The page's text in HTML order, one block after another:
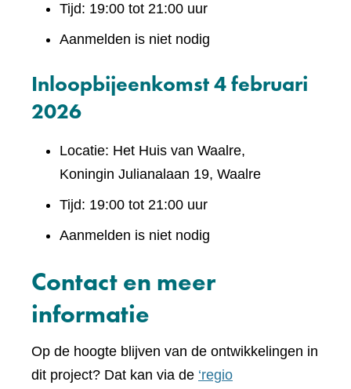
Tijd: 19:00 tot 21:00 uur
Aanmelden is niet nodig
Inloopbijeenkomst 4 februari
2026
Locatie: Het Huis van Waalre,
Koningin Julianalaan 19, Waalre
Tijd: 19:00 tot 21:00 uur
Aanmelden is niet nodig
Contact en meer
informatie
Op de hoogte blijven van de ontwikkelingen in
dit project? Dat kan via de ‘regio